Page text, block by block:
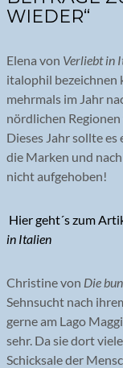
WIEDER“
Elena von Verliebt in
italophil bezeichnen
mehrmals im Jahr
nördlichen
Dieses Jahr sollte
die Marken und
nicht aufgehoben!
Hier geht´s zum
in Italien
Christine von Die
Sehnsucht nach
gerne am Lago
sehr. Da sie dort
Schicksale der